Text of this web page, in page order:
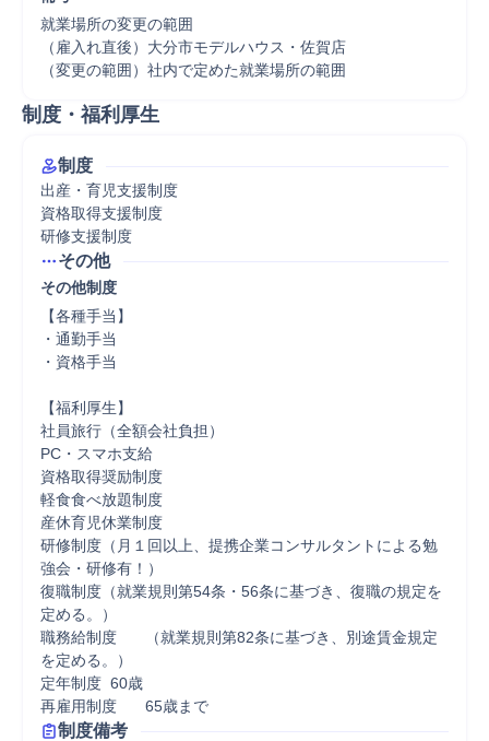
就業場所の変更の範囲
（雇入れ直後）大分市モデルハウス・佐賀店
（変更の範囲）社内で定めた就業場所の範囲
制度・福利厚生
制度
出産・育児支援制度
資格取得支援制度
研修支援制度
その他
その他制度
【各種手当】
・通勤手当
・資格手当
【福利厚生】
社員旅行（全額会社負担）
PC・スマホ支給
資格取得奨励制度
軽食食べ放題制度
産休育児休業制度
研修制度（月１回以上、提携企業コンサルタントによる勉
強会・研修有！）
復職制度（就業規則第54条・56条に基づき、復職の規定を
定める。）
職務給制度	（就業規則第82条に基づき、別途賃金規定
を定める。）
定年制度	60歳
再雇用制度	65歳まで
制度備考